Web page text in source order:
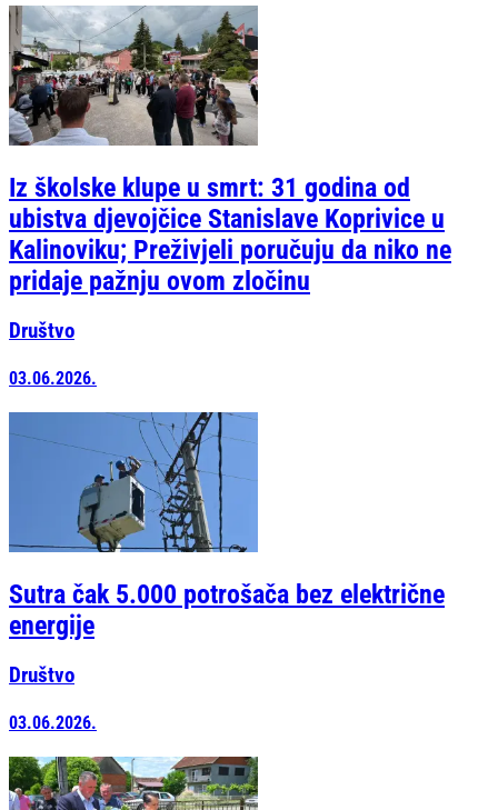
Iz školske klupe u smrt: 31 godina od
ubistva djevojčice Stanislave Koprivice u
Kalinoviku; Preživjeli poručuju da niko ne
pridaje pažnju ovom zločinu
Društvo
03.06.2026.
Sutra čak 5.000 potrošača bez električne
energije
Društvo
03.06.2026.